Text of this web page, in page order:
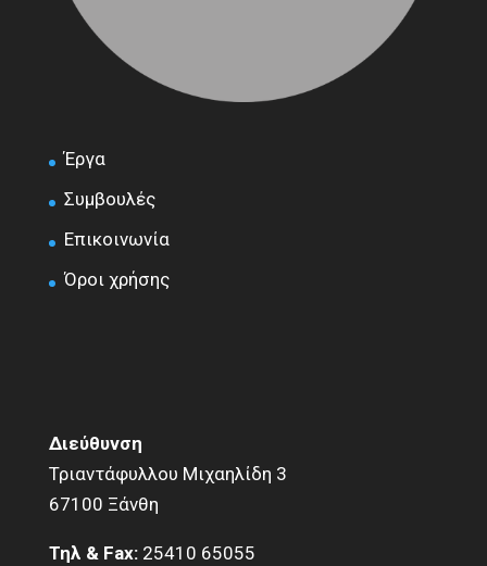
Έργα
Συμβουλές
Επικοινωνία
Όροι χρήσης
Διεύθυνση
Τριαντάφυλλου Μιχαηλίδη 3
67100 Ξάνθη
Τηλ & Fax:25410 65055